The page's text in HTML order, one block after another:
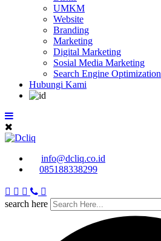
UMKM
Website
Branding
Marketing
Digital Marketing
Sosial Media Marketing
Search Engine Optimization
Hubungi Kami
info@dcliq.co.id
085188338299
search here